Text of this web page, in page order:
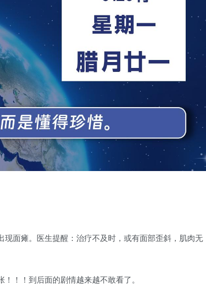
面瘫。医生提醒：治疗不及时，或有面部歪斜，肌肉无
！！到后面的剧情越来越不敢看了。